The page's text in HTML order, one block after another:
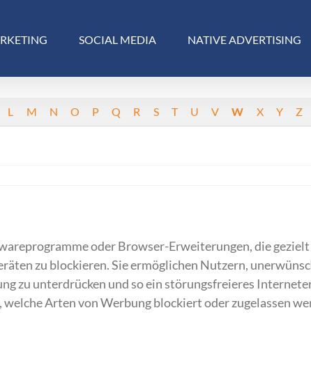
SOCIAL MEDIA NATIVE ADVERTISING
L M N O P Q R S T U V W X Y Z
oder Browser-Erweiterungen, die
zu blockieren. Sie ermöglichen Nutzern,
zu unterdrücken und so ein störungsfreieres
Arten von Werbung blockiert oder zugelassen